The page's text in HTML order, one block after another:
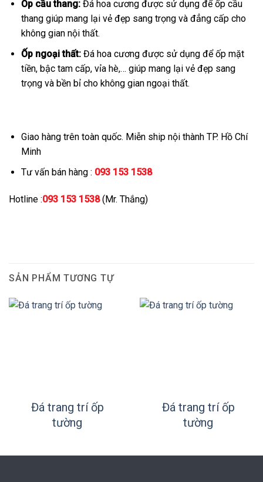
Ốp cầu thang:Đá hoa cương được sử dụng để ốp cầu
thang giúp mang lại vẻ đẹp sang trọng và đẳng cấp cho
không gian nội thất.
Ốp ngoại thất:Đá hoa cương được sử dụng để ốp mặt
tiền, bậc tam cấp, vỉa hè,… giúp mang lại vẻ đẹp sang
trọng và bền bỉ cho không gian ngoại thất.
Giao hàng trên toàn quốc. Miễn ship nội thành TP. Hồ Chí
Minh
Tư vấn bán hàng : 093 153 1538
Hotline :093 153 1538(Mr. Thắng)
SẢN PHẨM TƯƠNG TỰ
Đá trang trí ốp
tường
Đá trang trí ốp
tường